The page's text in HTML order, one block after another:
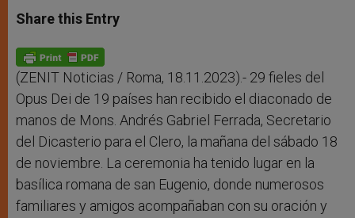
t
s
p
p
s
e
g
e
r
e
b
o
k
Share this Entry
(ZENIT Noticias / Roma, 18.11.2023).- 29 fieles del
Opus Dei de 19 países han recibido el diaconado de
manos de Mons. Andrés Gabriel Ferrada, Secretario
del Dicasterio para el Clero, la mañana del sábado 18
de noviembre. La ceremonia ha tenido lugar en la
basílica romana de san Eugenio, donde numerosos
familiares y amigos acompañaban con su oración y